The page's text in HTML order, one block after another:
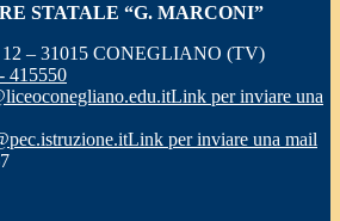
STATALE “G. MARCONI”
12 – 31015 CONEGLIANO (TV)
415550
Link per inviare una
Link per inviare una mail